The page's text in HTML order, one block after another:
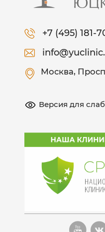
+7 (495) 181-
Москва,
Версия для